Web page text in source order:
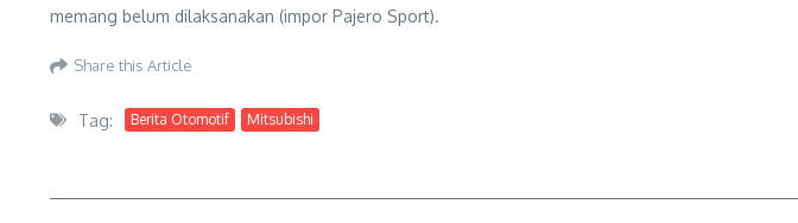
memang belum dilaksanakan (impor Pajero Sport).
Share this Article
Tag: Berita Otomotif Mitsubishi